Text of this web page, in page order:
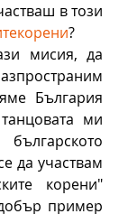
в този
?
мисия, да
България
ми
да участвам
корени"
пример